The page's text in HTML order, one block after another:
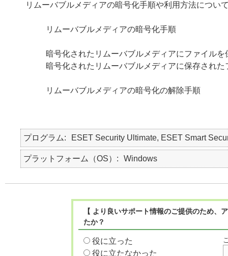
リムーバブルメディアの暗号化手順や利用方法につい
リムーバブルメディアの暗号化手順
暗号化されたリムーバブルメディアにファイルを
暗号化されたリムーバブルメディアに保存され
リムーバブルメディアの暗号化の解除手順
プログラム ESET Security Ultimate, ESET Smart
プラットフォーム（OS） Windows
【 より良いサポート情報のご提供のため
たか？
役に立った
役に立たなかった